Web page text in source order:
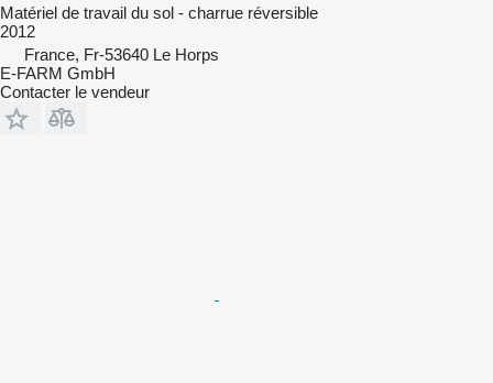
Matériel de travail du sol - charrue réversible
2012
France, Fr-53640 Le Horps
E-FARM GmbH
Contacter le vendeur